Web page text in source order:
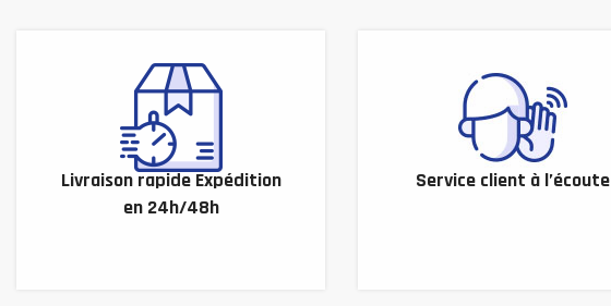
Livraison rapide Expédition
en 24h/48h
Service client à l’écoute